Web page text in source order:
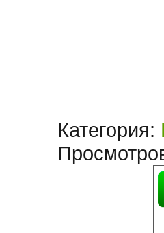
Категория: